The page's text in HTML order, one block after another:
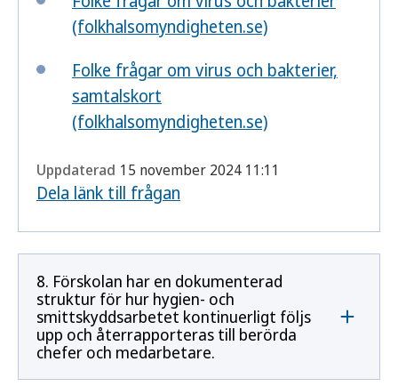
(folkhalsomyndigheten.se)
Folke frågar om virus och bakterier,
samtalskort
(folkhalsomyndigheten.se)
Uppdaterad 15 november 2024 11:11
Dela länk till frågan
8. Förskolan har en dokumenterad
struktur för hur hygien- och
smittskyddsarbetet kontinuerligt följs
upp och återrapporteras till berörda
chefer och medarbetare.